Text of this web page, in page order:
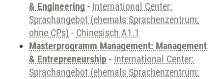
& Engineering - International Center:
Sprachangebot (ehemals Sprachenzentrum;
ohne CPs) - Chinesisch A1.1
Masterprogramm Management: Management
& Entrepreneurship - International Center:
Sprachangebot (ehemals Sprachenzentrum;